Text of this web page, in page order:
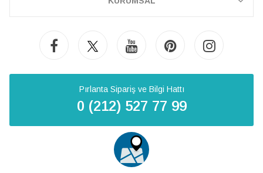
Pırlanta Sipariş ve Bilgi Hattı
0 (212) 527 77 99